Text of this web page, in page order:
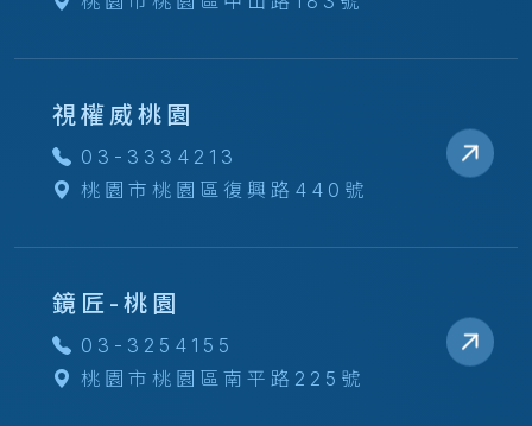
視權威桃園
03-3334213
桃園市桃園區復興路440號
鏡匠-桃園
03-3254155
桃園市桃園區南平路225號